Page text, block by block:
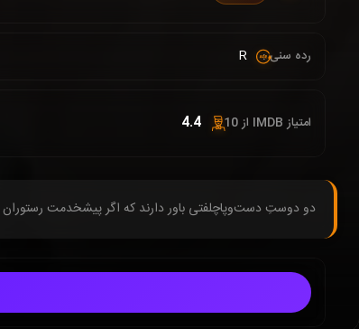
رده سنی : R
امتیاز IMDB از 10 : 4.4
دو دوستِ دست‌وپاچلفتی باور دارند که اگر پیشخدمت رستوران